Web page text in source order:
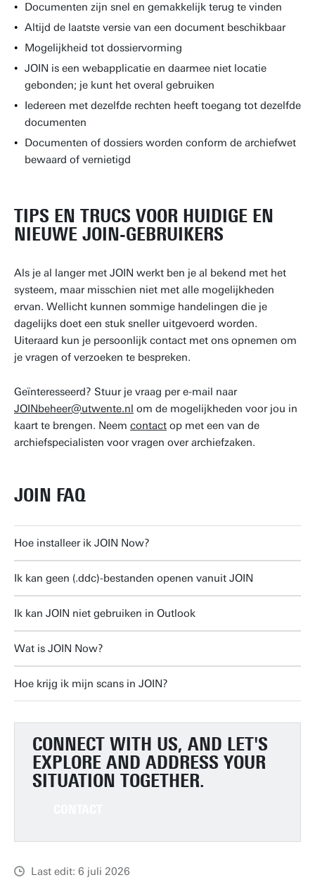
Documenten zijn snel en gemakkelijk terug te vinden
Altijd de laatste versie van een document beschikbaar
Mogelijkheid tot dossiervorming
JOIN is een webapplicatie en daarmee niet locatie
gebonden; je kunt het overal gebruiken
Iedereen met dezelfde rechten heeft toegang tot dezelfde
documenten
Documenten of dossiers worden conform de archiefwet
bewaard of vernietigd
TIPS EN TRUCS VOOR HUIDIGE EN
NIEUWE JOIN-GEBRUIKERS
Als je al langer met JOIN werkt ben je al bekend met het
systeem, maar misschien niet met alle mogelijkheden
ervan. Wellicht kunnen sommige handelingen die je
dagelijks doet een stuk sneller uitgevoerd worden.
Uiteraard kun je persoonlijk contact met ons opnemen om
je vragen of verzoeken te bespreken.
Geïnteresseerd? Stuur je vraag per e-mail naar
JOINbeheer@utwente.nl om de mogelijkheden voor jou in
kaart te brengen. Neem contact op met een van de
archiefspecialisten voor vragen over archiefzaken.
JOIN FAQ
Hoe installeer ik JOIN Now?
Ik kan geen (.ddc)-bestanden openen vanuit JOIN
Ik kan JOIN niet gebruiken in Outlook
Wat is JOIN Now?
Hoe krijg ik mijn scans in JOIN?
CONNECT WITH US, AND LET'S
EXPLORE AND ADDRESS YOUR
SITUATION TOGETHER.
Last edit: 6 juli 2026